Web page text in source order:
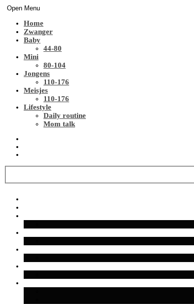
Open Menu
Home
Zwanger
Baby
44-80
Mini
80-104
Jongens
110-176
Meisjes
110-176
Lifestyle
Daily routine
Mom talk